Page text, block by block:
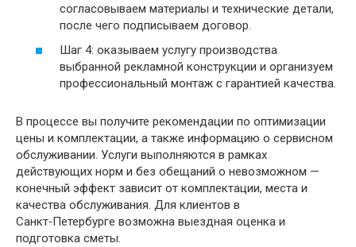
согласовываем материалы и технические детали,
после чего подписываем договор.
Шаг 4: оказываем услугу производства
выбранной рекламной конструкции и организуем
профессиональный монтаж с гарантией качества.
В процессе вы получите рекомендации по оптимизации
цены и комплектации, а также информацию о сервисном
обслуживании. Услуги выполняются в рамках
действующих норм и без обещаний о невозможном —
конечный эффект зависит от комплектации, места и
качества обслуживания. Для клиентов в
Санкт‑Петербурге возможна выездная оценка и
подготовка сметы.